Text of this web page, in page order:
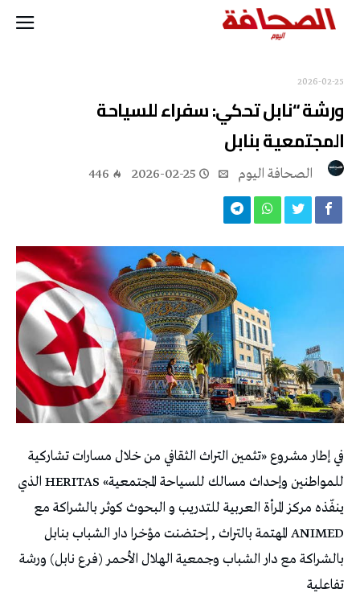
2026-02-25
ورشة “نابل تحكي: سفراء للسياحة
المجتمعية بنابل
2026-02-25
446
في إطار مشروع «تثمين التراث الثقافي من خلال مسارات تشاركية
للمواطنين وإحداث مسالك للسياحة المجتمعية» HERITAS الذي
ينفّذه مركز المرأة العربية للتدريب و البحوث كوثر بالشراكة مع
ANIMED المهتمة بالتراث , إحتضنت مؤخرا دار الشباب بنابل
بالشراكة مع دار الشباب وجمعية الهلال الأحمر (فرع نابل) ورشة
تفاعلية